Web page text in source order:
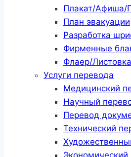
Плакат/Афиша/
План эвакуации
Разработка
Фирменные
Флаер/Листовка
Услуги перевода
Медицинский
Научный
Перевод
Технический
Экономический